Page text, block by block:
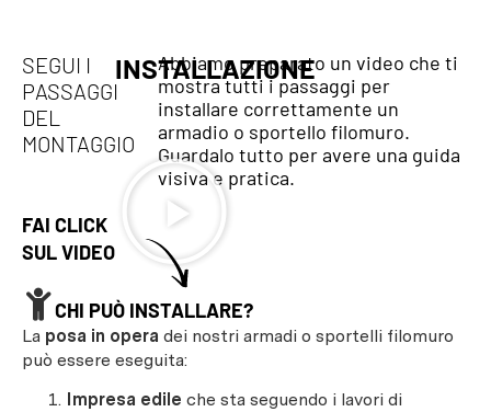
SEGUI I
PASSAGGI
DEL
MONTAGGIO
INSTALLAZIONE
Abbiamo preparato un video che ti
mostra tutti i passaggi per
installare correttamente un
armadio o sportello filomuro.
Guardalo tutto per avere una guida
visiva e pratica.
FAI CLICK
SUL VIDEO
CHI PUÒ INSTALLARE?
La posa in opera dei nostri armadi o sportelli filomuro
può essere eseguita:
Impresa edile che sta seguendo i lavori di